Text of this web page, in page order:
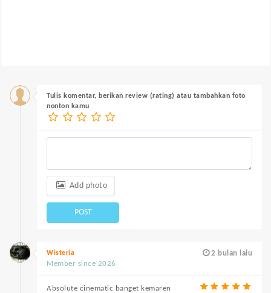
Tulis komentar, berikan review (rating) atau tambahkan foto
nonton kamu
Add photo
POST
2 bulan lalu
Wisteria
Member since 2026
Absolute cinematic banget kemaren